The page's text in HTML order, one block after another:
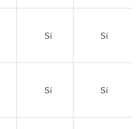
Sí Sí
Sí Sí